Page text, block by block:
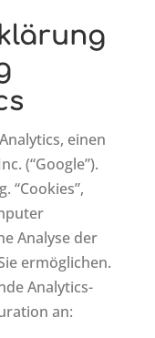
einen
(“Google”).
“Cookies”,
Analyse der
ermöglichen.
Analytics-
an: